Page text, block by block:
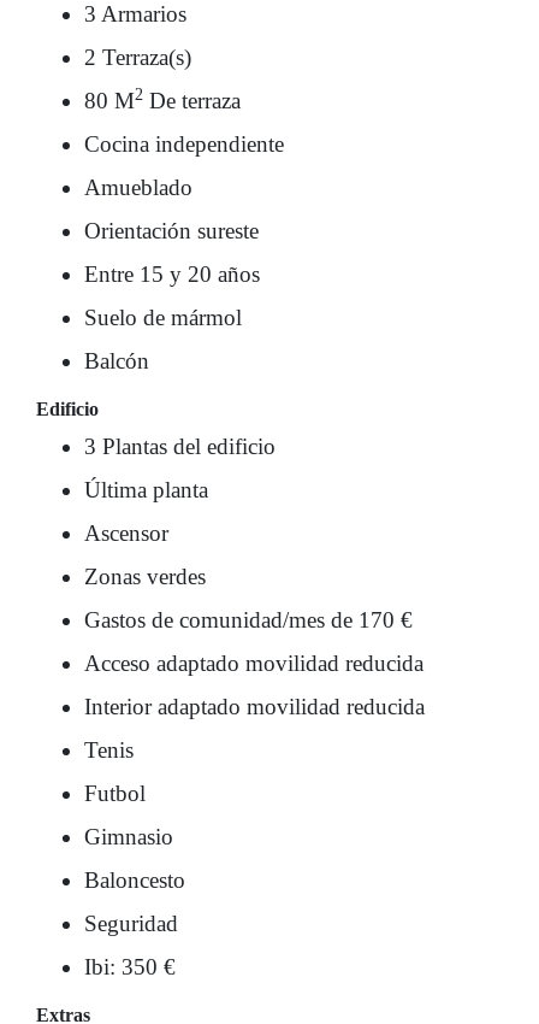
3 Armarios
2 Terraza(s)
80 M2 De terraza
Cocina independiente
Amueblado
Orientación sureste
Entre 15 y 20 años
Suelo de mármol
Balcón
Edificio
3 Plantas del edificio
Última planta
Ascensor
Zonas verdes
Gastos de comunidad/mes de 170 €
Acceso adaptado movilidad reducida
Interior adaptado movilidad reducida
Tenis
Futbol
Gimnasio
Baloncesto
Seguridad
Ibi: 350 €
Extras